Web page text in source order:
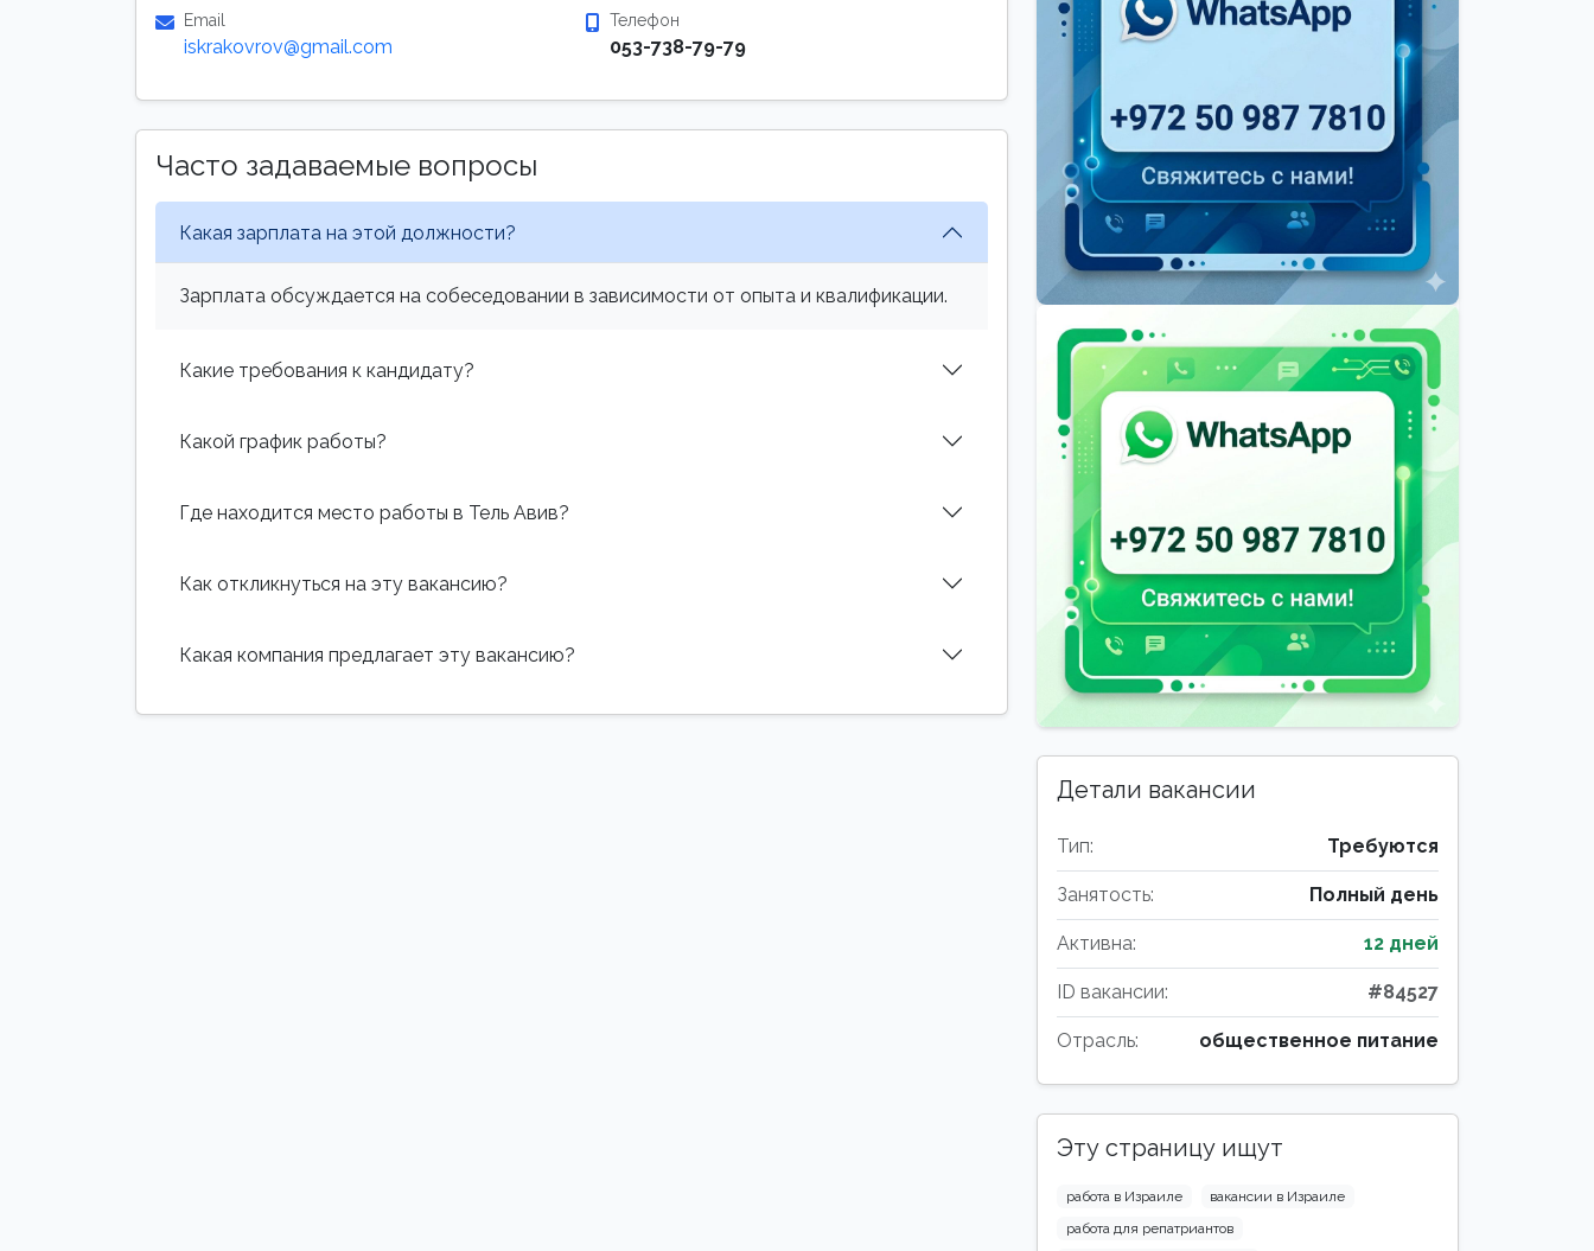
Email
iskrakovrov@gmail.com
Телефон
053-738-79-79
Часто задаваемые вопросы
Какая зарплата на этой должности?
Зарплата обсуждается на собеседовании в зависимости от опыта и квалификации.
Какие требования к кандидату?
Какой график работы?
Где находится место работы в Тель Авив?
Как откликнуться на эту вакансию?
Какая компания предлагает эту вакансию?
Детали вакансии
Тип: Требуются
Занятость: Полный день
Активна: 12 дней
ID вакансии: #84527
Отрасль: общественное питание
Эту страницу ищут
работа в Израиле
вакансии в Израиле
работа для репатриантов